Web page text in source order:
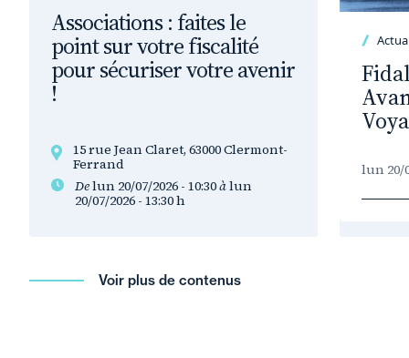
Associations : faites le
point sur votre fiscalité
pour sécuriser votre avenir
!
15 rue Jean Claret, 63000 Clermont-
Ferrand
Delun 20/07/2026 - 10:30àlun
20/07/2026 - 13:30h
lun 20/
Voir plus de contenus